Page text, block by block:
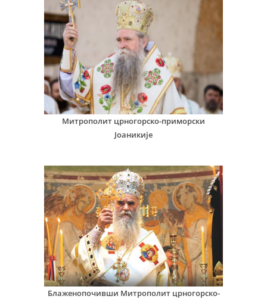
Митрополит црногорско-приморски
Јоаникије
Блаженопочивши Митрополит црногорско-